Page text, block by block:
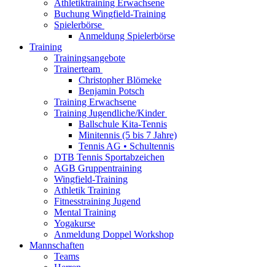
Athletiktraining Erwachsene
Buchung Wingfield-Training
Spielerbörse
Anmeldung Spielerbörse
Training
Trainingsangebote
Trainerteam
Christopher Blömeke
Benjamin Potsch
Training Erwachsene
Training Jugendliche/Kinder
Ballschule Kita-Tennis
Minitennis (5 bis 7 Jahre)
Tennis AG • Schultennis
DTB Tennis Sportabzeichen
AGB Gruppentraining
Wingfield-Training
Athletik Training
Fitnesstraining Jugend
Mental Training
Yogakurse
Anmeldung Doppel Workshop
Mannschaften
Teams